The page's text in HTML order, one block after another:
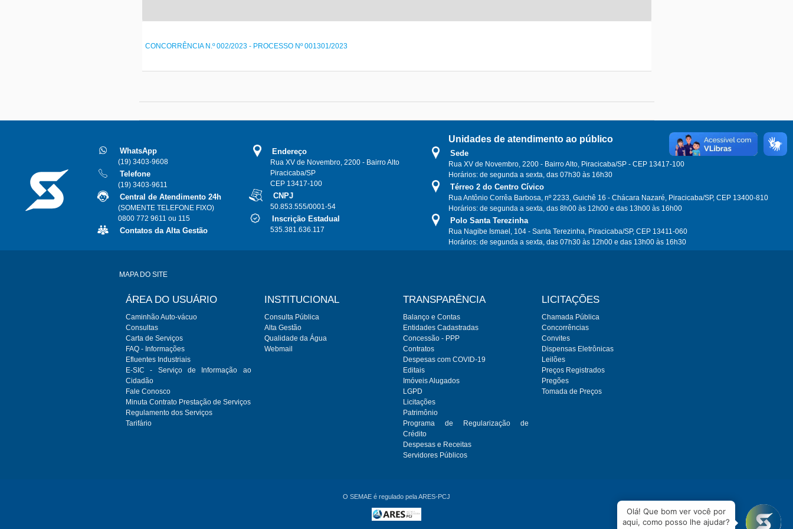
CONCORRÊNCIA N.º 002/2023 - PROCESSO Nº 001301/2023
WhatsApp
(19) 3403-9608
Telefone
(19) 3403-9611
Central de Atendimento 24h
(SOMENTE TELEFONE FIXO)
0800 772 9611 ou 115
Contatos da Alta Gestão
Endereço
Rua XV de Novembro, 2200 - Bairro Alto
Piracicaba/SP
CEP 13417-100
CNPJ
50.853.555/0001-54
Inscrição Estadual
535.381.636.117
Unidades de atendimento ao público
Sede
Rua XV de Novembro, 2200 - Bairro Alto, Piracicaba/SP - CEP 13417-100
Horários: de segunda a sexta, das 07h30 às 16h30
Térreo 2 do Centro Cívico
Rua Antônio Corrêa Barbosa, nº 2233, Guichê 16 - Chácara Nazaré, Piracicaba/SP, CEP 13400-810
Horários: de segunda a sexta, das 8h00 às 12h00 e das 13h00 às 16h00
Polo Santa Terezinha
Rua Nagibe Ismael, 104 - Santa Terezinha, Piracicaba/SP, CEP 13411-060
Horários: de segunda a sexta, das 07h30 às 12h00 e das 13h00 às 16h30
MAPA DO SITE
LICITAÇÕES
Chamada Pública
Concorrências
Convites
Dispensas Eletrônicas
Leilões
Preços Registrados
Pregões
Tomada de Preços
TRANSPARÊNCIA
Balanço e Contas
Entidades Cadastradas
Concessão - PPP
Contratos
Despesas com COVID-19
Editais
Imóveis Alugados
LGPD
Licitações
Patrimônio
Programa de Regularização de
Crédito
Despesas e Receitas
Servidores Públicos
INSTITUCIONAL
Consulta Pública
Alta Gestão
Qualidade da Água
Webmail
ÁREA DO USUÁRIO
Caminhão Auto-vácuo
Consultas
Carta de Serviços
FAQ - Informações
Efluentes Industriais
E-SIC - Serviço de Informação ao
Cidadão
Fale Conosco
Minuta Contrato Prestação de Serviços
Regulamento dos Serviços
Tarifário
O SEMAE é regulado pela ARES-PCJ
Olá! Que bom ver você por
aqui, como posso lhe ajudar?